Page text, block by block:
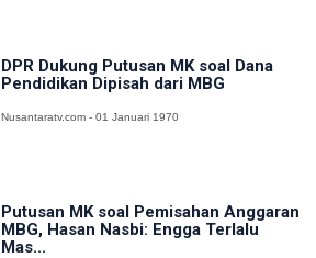
DPR Dukung Putusan MK soal Dana
Pendidikan Dipisah dari MBG
Nusantaratv.com - 01 Januari 1970
Putusan MK soal Pemisahan Anggaran
MBG, Hasan Nasbi: Engga Terlalu
Mas...